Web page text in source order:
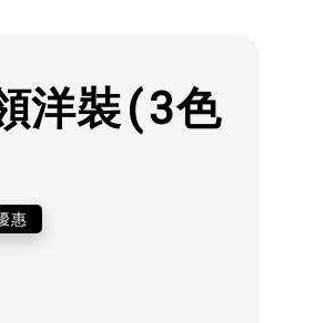
洋裝(3色
惠